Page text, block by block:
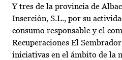
Y tres de la provincia de
Inserción, S.L., por su
consumo responsable y el
Recuperaciones El
iniciativas en el ámbito de la